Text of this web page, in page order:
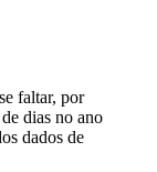
faltar, por
dias no ano
dados de